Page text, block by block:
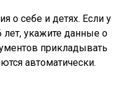
о себе и детях. Если у
лет, укажите данные о
прикладывать
автоматически.